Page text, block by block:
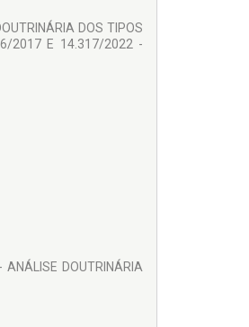
DOS TIPOS
2017 E 14.317/2022 -
DOUTRINÁRIA